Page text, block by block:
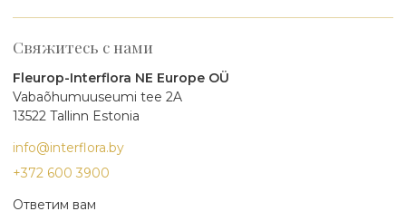
Свяжитесь с нами
Fleurop-Interflora NE Europe OÜ
Vabaõhumuuseumi tee 2A
13522 Tallinn Estonia
info@interflora.by
+372 600 3900
Ответим вам